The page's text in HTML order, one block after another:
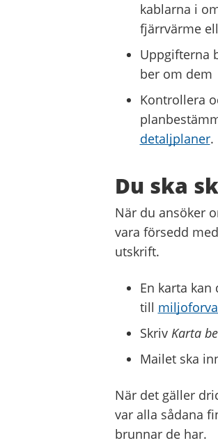
kablarna i
fjärrvärme
Uppgifterna
ber om dem
Kontrollera
detaljplaner.
Du ska
När du ansöker
vara försedd
utskrift.
En karta
till
Skriv Karta
Mailet ska
När det gäller
var alla sådana
brunnar de har.